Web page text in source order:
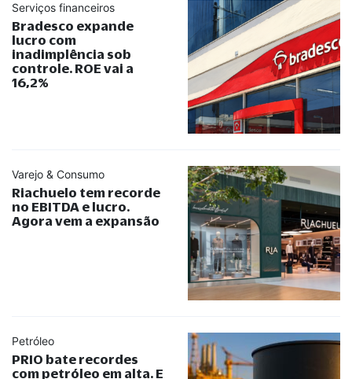
Serviços financeiros
Bradesco expande
lucro com
inadimplência sob
controle. ROE vai a
16,2%
Varejo & Consumo
Riachuelo tem recorde
no EBITDA e lucro.
Agora vem a expansão
Petróleo
PRIO bate recordes
com petróleo em alta. E